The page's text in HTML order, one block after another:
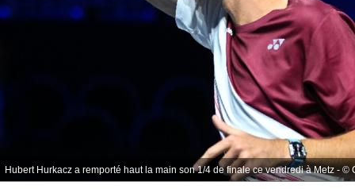
Hubert Hurkacz a remporté haut la main son 1/4 de finale ce vendredi à Metz -